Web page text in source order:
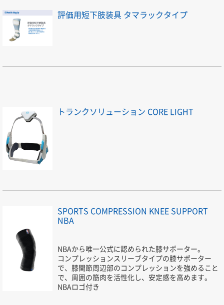
評価用短下肢装具 タマラックタイプ
トランクソリューション CORE LIGHT
SPORTS COMPRESSION KNEE SUPPORT
NBA
NBAから唯一公式に認められた膝サポーター。
コンプレッションスリーブタイプの膝サポーター
で、膝関節周辺部のコンプレッションを強めること
で、周囲の筋肉を活性化し、安定感を高めます。
NBAロゴ付き